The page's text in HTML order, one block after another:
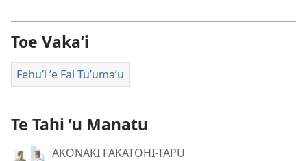
Toe Vakaʼi
Fehuʼi ʼe Fai Tuʼumaʼu
Te Tahi ʼu Manatu
AKONAKI FAKATOHI-TAPU